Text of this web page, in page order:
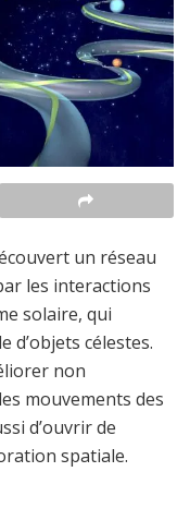
un réseau
les interactions
solaire, qui
célestes.
non
mouvements des
d’ouvrir de
spatiale.